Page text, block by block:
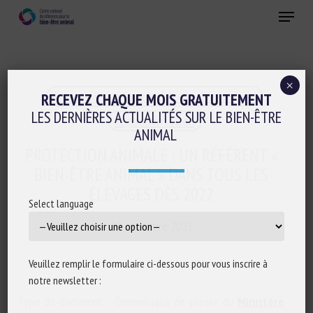
Menu
Initiatives en faveur du bien-être animal
Réglementation
BIEN-ÊTRE ANIMAL » DANS TOUS LES
29 décembre 2021
RECEVEZ CHAQUE MOIS GRATUITEMENT
LES DERNIÈRES ACTUALITÉS SUR LE BIEN-ÊTRE
ANIMAL
Select language
Veuillez remplir le formulaire ci-dessous pour vous inscrire à
notre newsletter :
×